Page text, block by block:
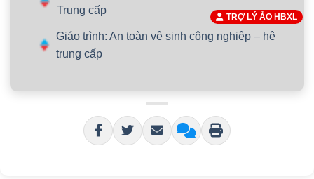
Trung cấp
Giáo trình: An toàn vệ sinh công nghiệp – hệ
trung cấp
TRỢ LÝ ẢO HBXL